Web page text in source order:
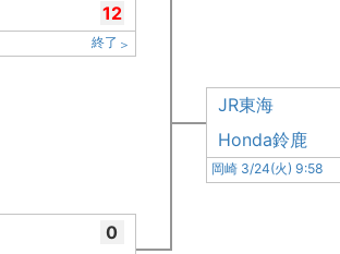
12
終了
0
JR東海
Honda鈴鹿
岡崎 3/24(火) 9:58